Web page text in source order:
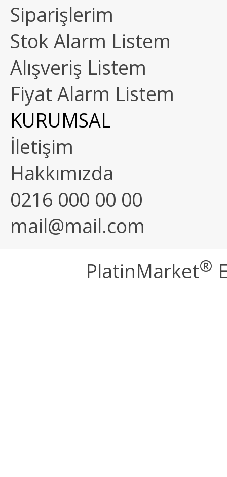
Siparişlerim
Stok Alarm Listem
Alışveriş Listem
Fiyat Alarm Listem
KURUMSAL
İletişim
Hakkımızda
0216 000 00 00
mail@mail.com
PlatinMarket®